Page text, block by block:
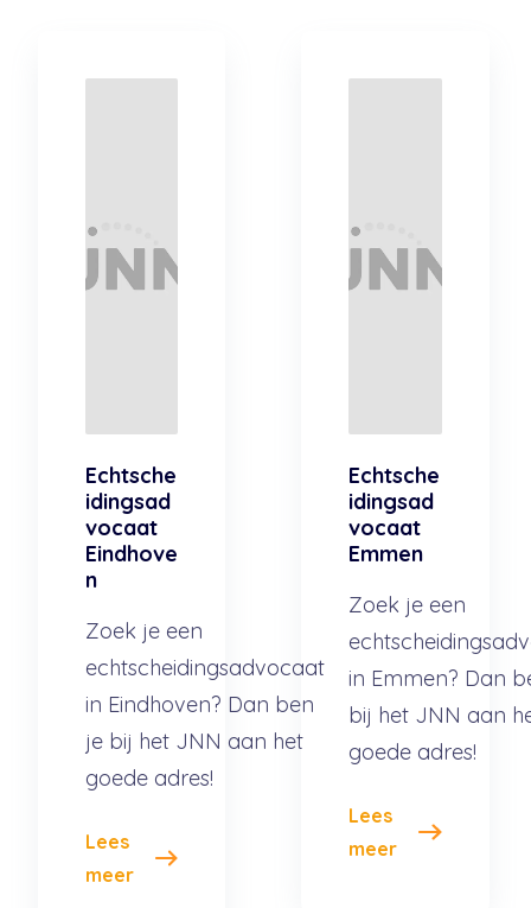
Echtsche
idingsad
vocaat
Eindhove
n
Zoek je een
echtscheidingsadvocaat
in Eindhoven? Dan ben
je bij het JNN aan het
goede adres!
Lees
meer
Echtsche
idingsad
vocaat
Emmen
Zoek je een
in Emmen? Dan
bij het JNN aan
goede adres!
Lees
meer